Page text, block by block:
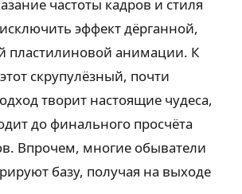
частоты кадров и стиля
эффект дёрганной,
пластилиновой анимации. К
скрупулёзный, почти
творит настоящие чудеса,
до финального просчёта
Впрочем, многие обыватели
базу, получая на выходе